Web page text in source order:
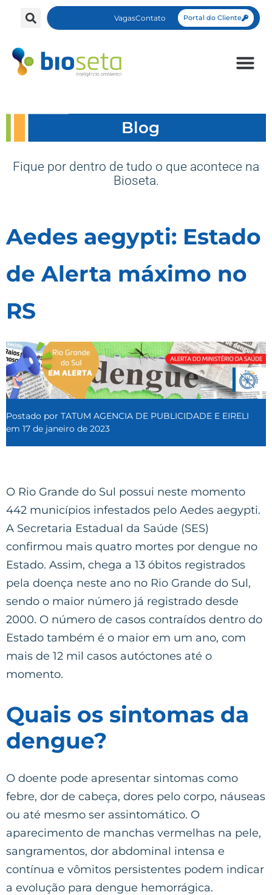
VagasContato Portal do Cliente
Blog
Fique por dentro de tudo o que acontece na
Bioseta.
Aedes aegypti: Estado
de Alerta máximo no
RS
Postado por TATUM AGENCIA DE PUBLICIDADE E EIRELI
em 17 de janeiro de 2023
O Rio Grande do Sul possui neste momento
442 municípios infestados pelo Aedes aegypti.
A Secretaria Estadual da Saúde (SES)
confirmou mais quatro mortes por dengue no
Estado. Assim, chega a 13 óbitos registrados
pela doença neste ano no Rio Grande do Sul,
sendo o maior número já registrado desde
2000. O número de casos contraídos dentro do
Estado também é o maior em um ano, com
mais de 12 mil casos autóctones até o
momento.
Quais os sintomas da
dengue?
O doente pode apresentar sintomas como
febre, dor de cabeça, dores pelo corpo, náuseas
ou até mesmo ser assintomático. O
aparecimento de manchas vermelhas na pele,
sangramentos, dor abdominal intensa e
contínua e vômitos persistentes podem indicar
a evolução para dengue hemorrágica.